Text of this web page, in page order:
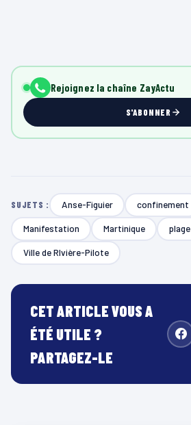
Rejoignez la chaîne ZayActu
S'ABONNER
SUJETS : Anse-Figuier confinement
Manifestation Martinique plage
Ville de RIvière-Pilote
CET ARTICLE VOUS A
ÉTÉ UTILE ?
PARTAGEZ-LE